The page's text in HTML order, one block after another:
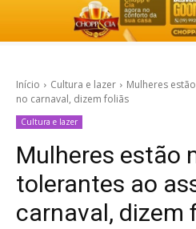
Início Cultura e lazer
Mulheres
no carnaval, dizem foliãs
Cultura e lazer
Mulheres estão
tolerantes ao
carnaval, dizem